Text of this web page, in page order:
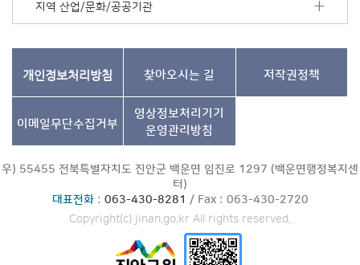
지역 산업/문화/공공기관
개인정보처리방침 찾아오시는 길 저작권정책
이메일무단수집거부
영상정보처리기기
운영관리방침
우) 55455 전북특별자치도 진안군 백운면 임진로 1297 (백운면행정복지센
터)
대표전화: 063-430-8281 / Fax : 063-430-2720
Copyright(c) jinan.go.kr All rights reserved.